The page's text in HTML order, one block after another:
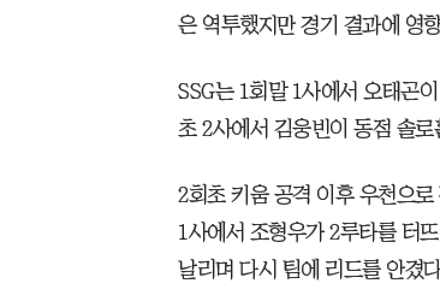
은 역투했지만 경기 결과에 영
SSG는 1회말 1사에서 오태곤
초 2사에서 김웅빈이 동점 솔
2회초 키움 공격 이후 우천으
1사에서 조형우가 2루타를 터
날리며 다시 팀에 리드를 안겼